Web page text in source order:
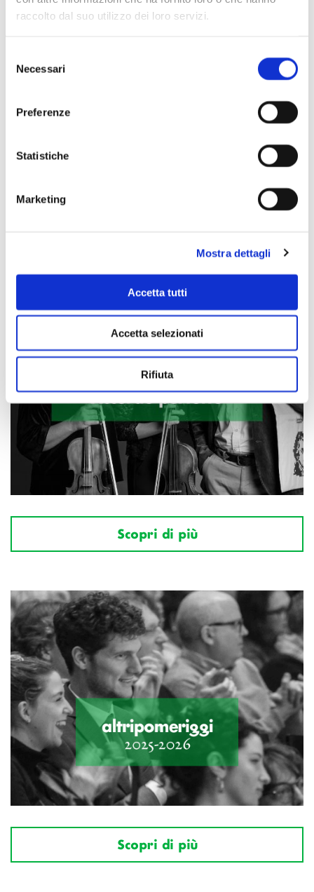
raccolto dal suo utilizzo dei loro servizi.
delNecessari
Preferenze
Statistiche
Marketing
Mostra dettagli
Accetta tutti
Accetta selezionati
Rifiuta
Scopri di più
Scopri di più